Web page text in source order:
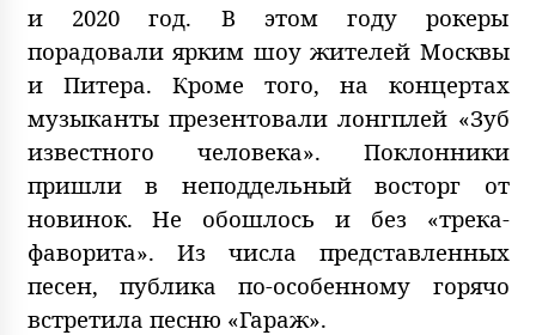
и 2020 год. В этом году рокеры
порадовали ярким шоу жителей Москвы
и Питера. Кроме того, на концертах
музыканты презентовали лонгплей «Зуб
известного человека». Поклонники
пришли в неподдельный восторг от
новинок. Не обошлось и без «трека-
фаворита». Из числа представленных
песен, публика по-особенному горячо
встретила песню «Гараж».